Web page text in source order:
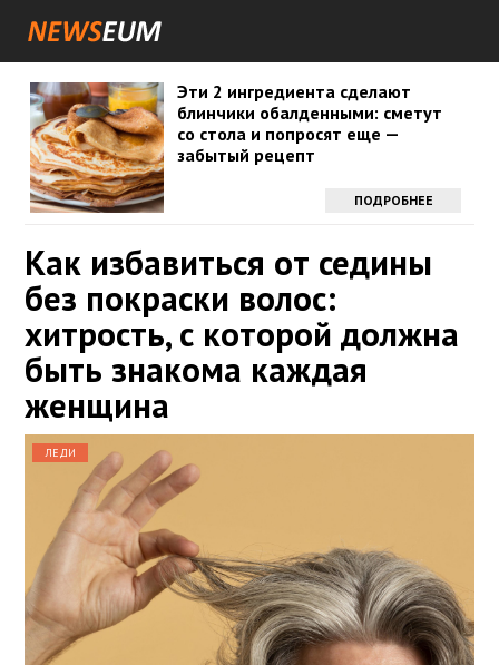
Эти 2 ингредиента сделают
блинчики обалденными: сметут
со стола и попросят еще —
забытый рецепт
ПОДРОБНЕЕ
Как избавиться от седины
без покраски волос:
хитрость, с которой должна
быть знакома каждая
женщина
ЛЕДИ